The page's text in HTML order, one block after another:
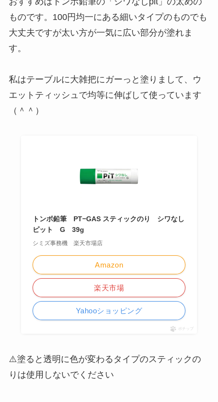
ものです。100円均一にある細いタイプのものでも
大丈夫ですが太い方が一気に広い部分が塗れま
す。
私はテーブルに大雑把にガーっと塗りまして、ウ
エットティッシュで均等に伸ばして使っています
（＾＾）
トンボ鉛筆 PT−GAS スティックのり シワなし
ピット G 39g
シミズ事務機 楽天市場店
Amazon
楽天市場
Yahooショッピング
ポチップ
⚠️塗ると透明に色が変わるタイプのスティックの
りは使用しないでください